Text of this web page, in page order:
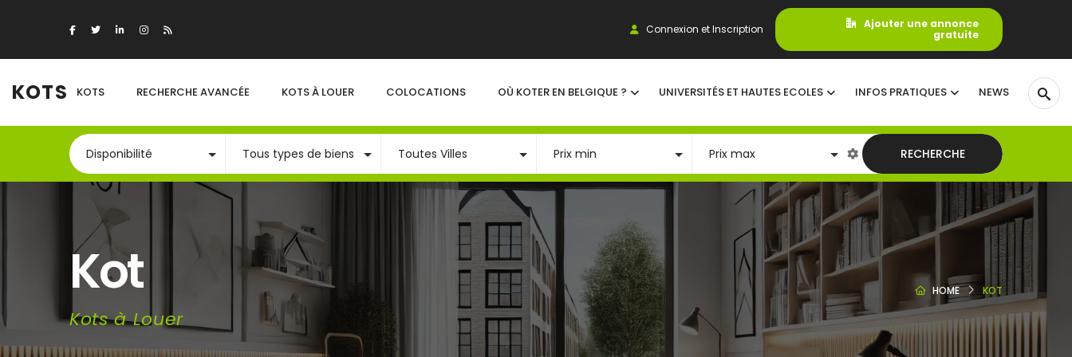
Connexion et Inscription
Ajouter une annonce
gratuite
KOTS KOTS RECHERCHE AVANCÉE KOTS À LOUER COLOCATIONS OÙ KOTER EN BELGIQUE ? UNIVERSITÉS ET HAUTES ECOLES INFOS PRATIQUES NEWS
RECHERCHE
Kot
Kots à Louer
HOME KOT